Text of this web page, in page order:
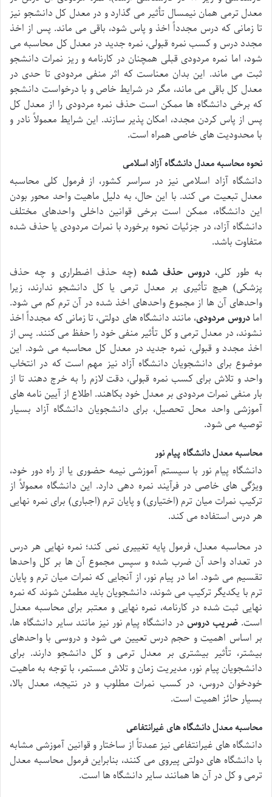
معدل ترمی همان نیمسال تأثیر می گذارد و در معدل کل دانشجو نیز
تا زمانی که درس مجدداً اخذ و پاس شود، باقی می ماند. پس از اخذ
مجدد درس و کسب نمره قبولی، نمره جدید در معدل کل محاسبه می
شود، اما نمره مردودی قبلی همچنان در کارنامه و ریز نمرات دانشجو
ثبت می ماند. این بدان معناست که اثر منفی مردودی تا حدی در
معدل کل باقی می ماند، مگر در شرایط خاص و با درخواست دانشجو
که برخی دانشگاه ها ممکن است حذف نمره مردودی را از معدل کل
پس از پاس کردن مجدد، امکان پذیر سازند. این شرایط معمولاً نادر و
با محدودیت های خاصی همراه است.
نحوه محاسبه معدل دانشگاه آزاد اسلامی
دانشگاه آزاد اسلامی نیز در سراسر کشور، از فرمول کلی محاسبه
معدل تبعیت می کند. با این حال، به دلیل ماهیت واحد محور بودن
این دانشگاه، ممکن است برخی قوانین داخلی واحدهای مختلف
دانشگاه آزاد، در جزئیات نحوه برخورد با نمرات مردودی یا حذف شده
متفاوت باشد.
به طور کلی، دروس حذف شده (چه حذف اضطراری و چه حذف
پزشکی) هیچ تأثیری بر معدل ترمی یا کل دانشجو ندارند، زیرا
واحدهای آن ها از مجموع واحدهای اخذ شده در آن ترم کم می شود.
امادروس مردودی، مانند دانشگاه های دولتی، تا زمانی که مجدداً اخذ
نشوند، در معدل ترمی و کل تأثیر منفی خود را حفظ می کنند. پس از
اخذ مجدد و قبولی، نمره جدید در معدل کل محاسبه می شود. این
موضوع برای دانشجویان دانشگاه آزاد نیز مهم است که در انتخاب
واحد و تلاش برای کسب نمره قبولی، دقت لازم را به خرج دهند تا از
بار منفی نمرات مردودی بر معدل خود بکاهند. اطلاع از آیین نامه های
آموزشی واحد محل تحصیل، برای دانشجویان دانشگاه آزاد بسیار
توصیه می شود.
محاسبه معدل دانشگاه پیام نور
دانشگاه پیام نور با سیستم آموزشی نیمه حضوری یا از راه دور خود،
ویژگی های خاصی در فرآیند نمره دهی دارد. این دانشگاه معمولاً از
ترکیب نمرات میان ترم (اختیاری) و پایان ترم (اجباری) برای نمره نهایی
هر درس استفاده می کند.
در محاسبه معدل، فرمول پایه تغییری نمی کند؛ نمره نهایی هر درس
در تعداد واحد آن ضرب شده و سپس مجموع آن ها بر کل واحدها
تقسیم می شود. اما در پیام نور، از آنجایی که نمرات میان ترم و پایان
ترم با یکدیگر ترکیب می شوند، دانشجویان باید مطمئن شوند که نمره
نهایی ثبت شده در کارنامه، نمره نهایی و معتبر برای محاسبه معدل
است. ضریب دروس در دانشگاه پیام نور نیز مانند سایر دانشگاه ها،
بر اساس اهمیت و حجم درس تعیین می شود و دروسی با واحدهای
بیشتر، تأثیر بیشتری بر معدل ترمی و کل دانشجو دارند. برای
دانشجویان پیام نور، مدیریت زمان و تلاش مستمر، با توجه به ماهیت
خودخوان دروس، در کسب نمرات مطلوب و در نتیجه، معدل بالا،
بسیار حائز اهمیت است.
محاسبه معدل دانشگاه های غیرانتفاعی
دانشگاه های غیرانتفاعی نیز عمدتاً از ساختار و قوانین آموزشی مشابه
با دانشگاه های دولتی پیروی می کنند، بنابراین فرمول محاسبه معدل
ترمی و کل در آن ها همانند سایر دانشگاه ها است.